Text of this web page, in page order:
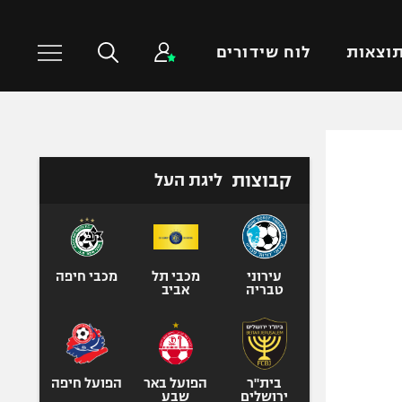
תוצאות לוח שידורים
טניס
כדורעף
ספורט אולימפי
קבוצות ליגת העל
עירוני
טבריה
מכבי תל
אביב
מכבי חיפה
בית"ר
ירושלים
הפועל באר
שבע
הפועל חיפה